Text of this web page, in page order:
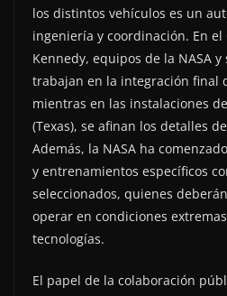
los distintos vehículos es un
ingeniería y coordinación. En el
Kennedy, equipos de la NASA
trabajan en la integración final
mientras en las instalaciones
(Texas), se afinan los detalles
Además, la NASA ha
y entrenamientos específicos
seleccionados, quienes
operar en condiciones
tecnologías.
El papel de la colaboración